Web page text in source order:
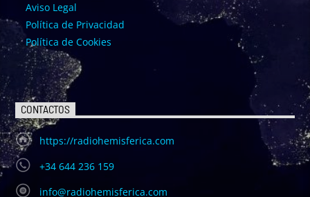
Aviso Legal
Política de Privacidad
Política de Cookies
CONTACTOS
https://radiohemisferica.com
+34 644 236 159
info@radiohemisferica.com